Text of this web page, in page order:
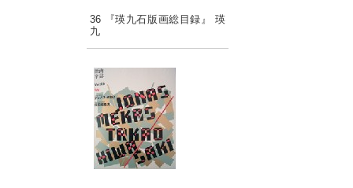
36 『瑛九石版画総目録』 瑛
九